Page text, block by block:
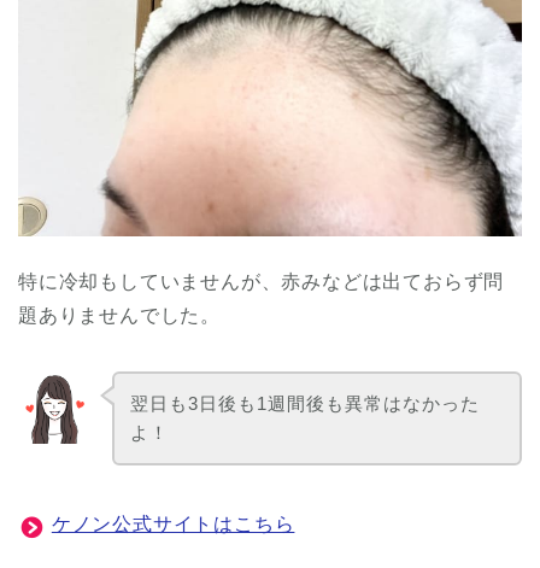
特に冷却もしていませんが、赤みなどは出ておらず問
題ありませんでした。
翌日も3日後も1週間後も異常はなかった
よ！
ケノン公式サイトはこちら